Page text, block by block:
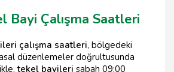
Bayi Çalışma Saatleri
çalışma saatleri, bölgedeki
düzenlemeler doğrultusunda
tekel bayileri sabah 09:00